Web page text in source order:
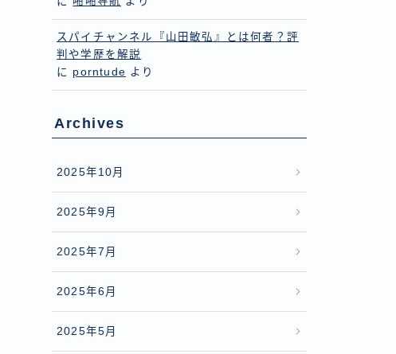
スパイチャンネル『山田敏弘』とは何者？評
判や学歴を解説
に porntude より
Archives
2025年10月
2025年9月
2025年7月
2025年6月
2025年5月